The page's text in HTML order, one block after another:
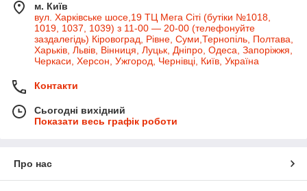
м. Київ
вул. Харківське шосе,19 ТЦ Мега Сіті (бутіки №1018,
1019, 1037, 1039) з 11-00 — 20-00 (телефонуйте
заздалегідь) Кіровоград, Рівне, Суми,Тернопіль, Полтава,
Харьків, Львів, Вінниця, Луцьк, Дніпро, Одеса, Запоріжжя,
Черкаси, Херсон, Ужгород, Чернівці, Київ, Україна
Контакти
Сьогодні вихідний
Показати весь графік роботи
Про нас